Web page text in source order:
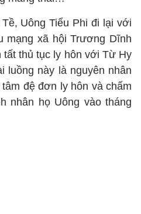
Uông Tiểu Phi đi lại với
mạng xã hội Trương Dĩnh
thủ tục ly hôn với Từ Hy
luồng này là nguyên nhân
đệ đơn ly hôn và chấm
nhân họ Uông vào tháng